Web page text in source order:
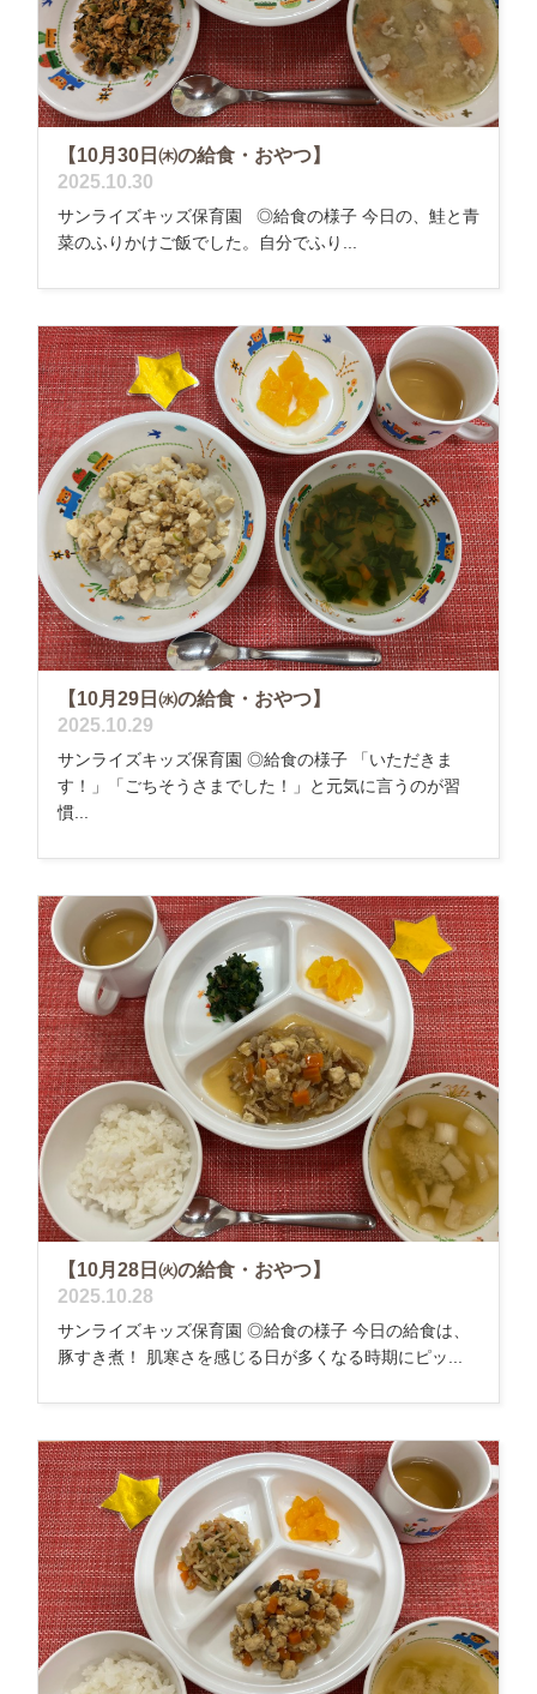
【10月30日㈭の給食・おやつ】
2025.10.30
サンライズキッズ保育園 ◎給食の様子 今日の、鮭と青
菜のふりかけご飯でした。自分でふり...
【10月29日㈬の給食・おやつ】
2025.10.29
サンライズキッズ保育園 ◎給食の様子 「いただきま
す！」「ごちそうさまでした！」と元気に言うのが習
慣...
【10月28日㈫の給食・おやつ】
2025.10.28
サンライズキッズ保育園 ◎給食の様子 今日の給食は、
豚すき煮！ 肌寒さを感じる日が多くなる時期にピッ...